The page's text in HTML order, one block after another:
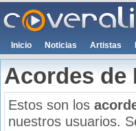
Inicio Noticias Artistas
Acordes de
Estos son los
nuestros usuarios.